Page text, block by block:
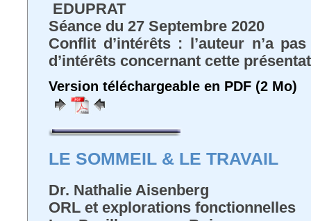
EDUPRAT
Séance du 27 Septembre 2020
Conflit d’intérêts : l’auteur n’a
d’intérêts concernant cette
Version téléchargeable en PDF (2 Mo)
LE SOMMEIL & LE TRAVAIL
Dr. Nathalie Aisenberg
ORL et explorations fonctionnelles